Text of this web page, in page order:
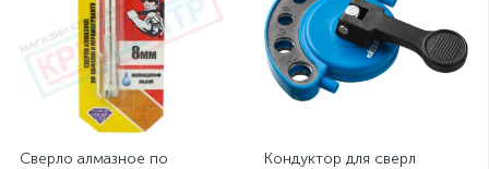
Сверло алмазное по
Кондуктор для сверл